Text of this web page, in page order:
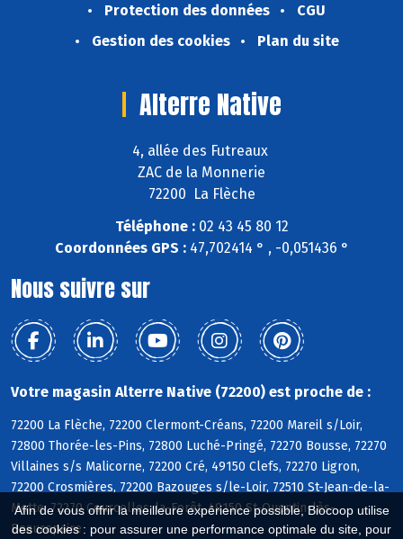
Afin de vous offrir la meilleure expérience possible, Biocoop utilise
des cookies : pour assurer une performance optimale du site, pour
Protection des données
CGU
Gestion des cookies
Plan du site
Alterre Native
4, allée des Futreaux
ZAC de la Monnerie
72200 La Flèche
Téléphone :02 43 45 80 12
Coordonnées GPS :47,702414 ° , -0,051436 °
Nous suivre sur
Votre magasin Alterre Native (72200) est proche de :
72200 La Flèche, 72200 Clermont-Créans, 72200 Mareil s/Loir,
72800 Thorée-les-Pins, 72800 Luché-Pringé, 72270 Bousse, 72270
Villaines s/s Malicorne, 72200 Cré, 49150 Clefs, 72270 Ligron,
72200 Crosmières, 72200 Bazouges s/le-Loir, 72510 St-Jean-de-la-
Motte, 72270 Courcelles-la-Forêt, 49150 St-Quentin-lès-
Beaurepaire